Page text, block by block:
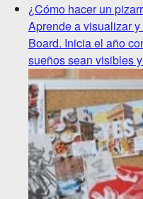
¿Cómo hacer un
Aprende a visualizar
Board. Inicia el año
sueños sean visibles